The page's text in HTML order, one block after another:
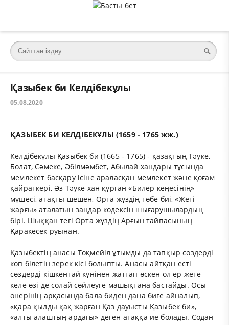
Қазыбек би Келдібекұлы
05.08.2020
ҚАЗЫБЕК БИ КЕЛДІБЕКҰЛЫ (1659 - 1765 жж.)
Келдібекұлы Қазыбек би (1665 - 1765) - қазақтың Тәуке,
Болат, Сәмеке, Әбілмәмбет, Абылай хандары тұсында
мемлекет басқару ісіне араласқан мемлекет және қоғам
қайраткері, Әз Тәуке хан құрған «Билер кеңесінің»
мүшесі, атақты шешен, Орта жүздің төбе биі, «Жеті
жарғы» аталатын заңдар кодексін шығарушылардың
бірі. Шыққан тегі Орта жүздің Арғын тайпасының
Қаракесек руынан.
Қазыбектің анасы Тоқмейіл ұтымды да тапқыр сөздерді
көп білетін зерек кісі болыпты. Анасы айтқан есті
сөздерді кішкентай күнінен жаттап өскен ол ер жете
келе өзі де солай сөйлеуге машықтана бастайды. Осы
өнерінің арқасында бала биден дана биге айналып,
«қара қылды қақ жарған Қаз дауысты Қазыбек би»,
«алты алаштың ардағы» деген атаққа ие болады. Содан